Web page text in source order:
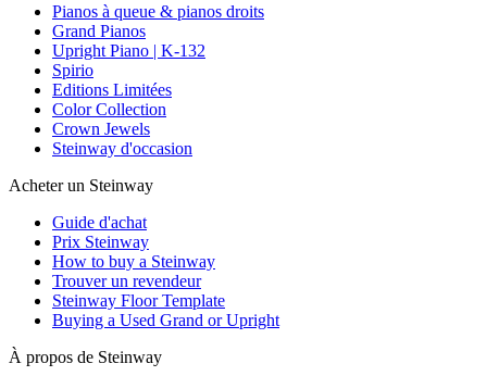
Pianos à queue & pianos droits
Grand Pianos
Upright Piano | K-132
Spirio
Editions Limitées
Color Collection
Crown Jewels
Steinway d'occasion
Acheter un Steinway
Guide d'achat
Prix Steinway
How to buy a Steinway
Trouver un revendeur
Steinway Floor Template
Buying a Used Grand or Upright
À propos de Steinway